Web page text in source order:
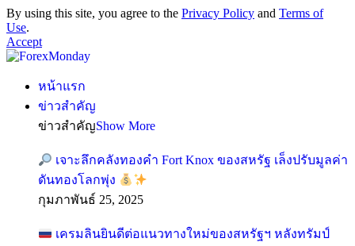
By using this site, you agree to the Privacy Policy and Terms of
Use.
Accept
หน้าแรก
ข่าวสำคัญ
ข่าวสำคัญShow More
เจาะลึกคลังทองคำ Fort Knox ของสหรัฐ เล็งปรับมูลค่า
ดันทองโลกพุ่ง
กุมภาพันธ์ 25, 2025
เครมลินยินดีต่อแนวทางใหม่ของสหรัฐฯ หลังทรัมป์